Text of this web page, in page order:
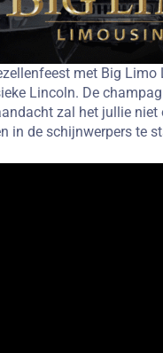
met Big
Lincoln. De
zal het jullie
in de schijnwerpers te